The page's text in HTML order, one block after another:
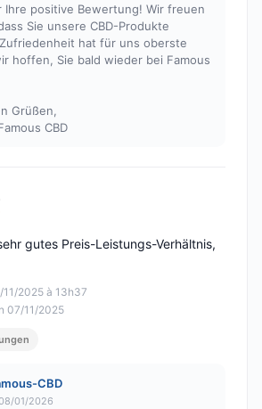
Ihre positive Bewertung! Wir freuen
Sie unsere CBD-Produkte
hat für uns oberste
hoffen, Sie bald wieder bei Famous
Grüßen,
CBD
5
2025 à 13h37
07/11/2025
gutes Preis-Leistungs-Verhältnis,
CBD
01/2026